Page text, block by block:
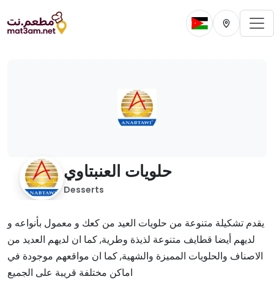
Change current
Change
حلويات العنبتاوي
Desserts
يقدم تشكيلة متنوعة من حلويات العيد من كعك و معمول بأنواعه و
لديهم أيضا قطايف متنوعة لذيذة وطرية, كما ان لديهم العديد من
الاصناف والحلويات المميزة والشهية, كما ان مواقعهم موجودة في
اماكن مختلفة قريبة على الجميع